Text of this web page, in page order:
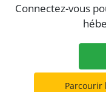
Connectez-vous
Parcourir